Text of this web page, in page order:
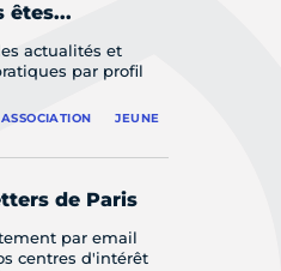
êtes...
actualités et
par profil
ASSOCIATION JEUNE
de Paris
par email
centres d'intérêt